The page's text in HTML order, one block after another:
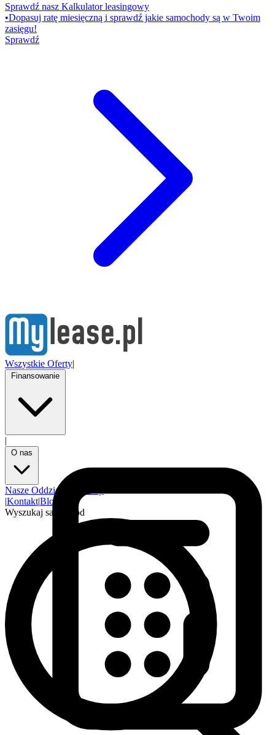
Sprawdź nasz Kalkulator leasingowy
•Dopasuj ratę miesięczną i sprawdź jakie samochody są w Twoim
zasięgu!
Sprawdź
Wszystkie Oferty|
|
Nasze Oddziały
|Kontakt|Blog
Wyszukaj samochód